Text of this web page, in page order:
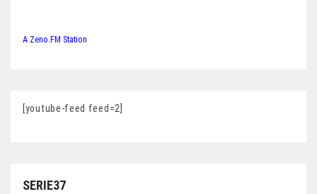
A Zeno.FM Station
[youtube-feed feed=2]
SERIE37